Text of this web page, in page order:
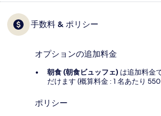
手数料 & ポリシー
オプションの追加料金
朝食 (朝食ビュッフェ) は追加料金
だけます (概算料金 : 1 名あたり
ポリシー